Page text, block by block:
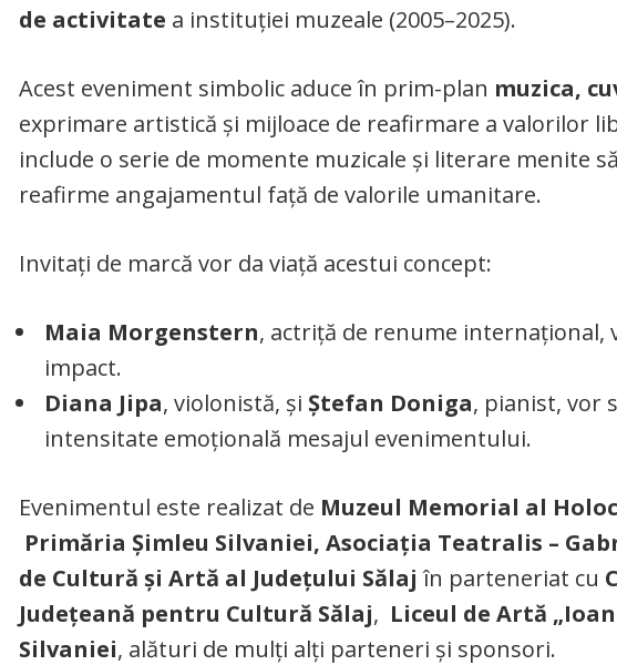
de activitate a instituției muzeale (2005–2025).
Acest eveniment simbolic aduce în prim-plan muzica,
exprimare artistică și mijloace de reafirmare a valorilor
include o serie de momente muzicale și literare menite
reafirme angajamentul față de valorile umanitare.
Invitați de marcă vor da viață acestui concept:
Maia Morgenstern, actriță de renume internațional,
impact.
Diana Jipa, violonistă, și Ștefan Doniga, pianist, vor
intensitate emoțională mesajul evenimentului.
Evenimentul este realizat de Muzeul Memorial al
Primăria Șimleu Silvaniei, Asociația Teatralis –
de Cultură și Artă al Județului Sălajîn parteneriat cu
Județeană pentru Cultură Sălaj, Liceul de Artă
Silvaniei, alături de mulți alți parteneri și sponsori.